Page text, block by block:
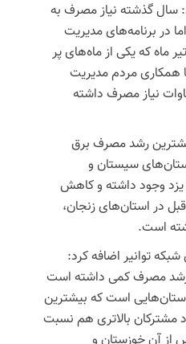
سال گذشته نیاز مصرف به
اما در برنامه‌های مدیریت
ماه که یکی از ماه‌های پر
مردم مدیریت
۷۲ هزار مگاوات نیاز مصرف داشته
رشد مصرف برق
سیستان و
یزد وجود داشته و کاهش
در استان‌های زنجان،
است.
توانیر اضافه کرد:
رشد مصرف کمی داشته است
است که بیشترین
مشترکان بالاتری هم نسبت